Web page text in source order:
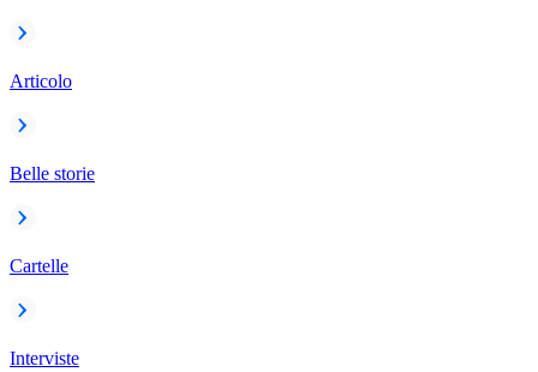
Articolo
Belle storie
Cartelle
Interviste